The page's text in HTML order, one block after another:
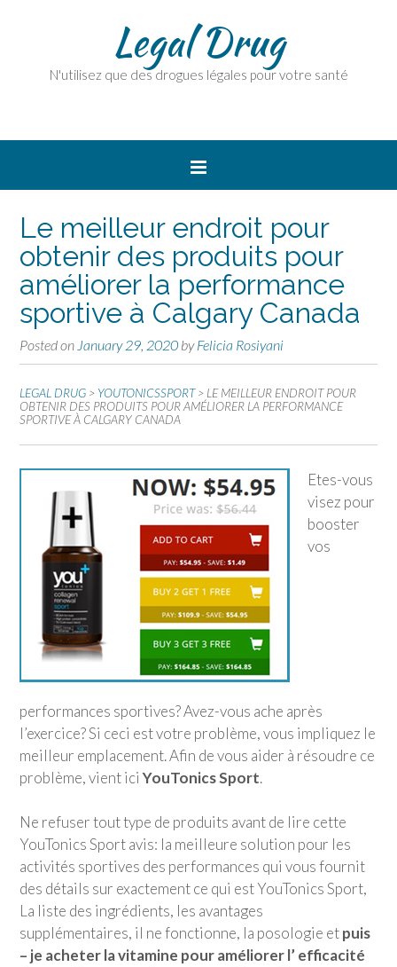
Legal Drug
N'utilisez que des drogues légales pour votre santé
Le meilleur endroit pour
obtenir des produits pour
améliorer la performance
sportive à Calgary Canada
Posted on January 29, 2020 byFelicia Rosiyani
LEGAL DRUG > YOUTONICSSPORT > LE MEILLEUR ENDROIT POUR
OBTENIR DES PRODUITS POUR AMÉLIORER LA PERFORMANCE
SPORTIVE À CALGARY CANADA
Etes-vous
visez pour
booster
vos
performances sportives? Avez-vous ache après
l’exercice? Si ceci est votre problème, vous impliquez le
meilleur emplacement. Afin de vous aider à résoudre ce
problème, vient iciYouTonics Sport.
Ne refuser tout type de produits avant de lire cette
YouTonics Sportavis: la meilleure solution pour les
activités sportives des performances qui vous fournit
des détails sur exactement ce qui estYouTonics Sport,
La liste des ingrédients, les avantages
supplémentaires, il ne fonctionne, la posologie etpuis
– je acheter la vitamine pour améliorer l’ efficacité